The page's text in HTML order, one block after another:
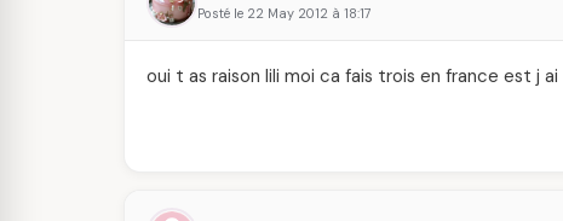
Posté le 22 May 2012 à 18:17
oui t as raison lili moi ca fais trois en france est j